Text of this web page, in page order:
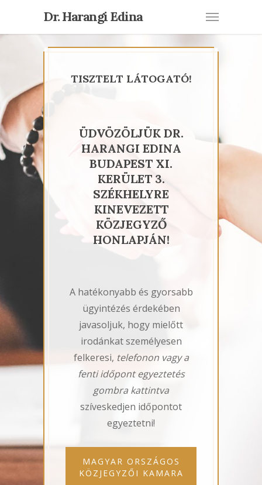
Dr. Harangi Edina
TISZTELT LÁTOGATÓ!
ÜDVÖZÖLJÜK DR.
HARANGI EDINA
BUDAPEST XI.
KERÜLET 3.
SZÉKHELYRE
KINEVEZETT
KÖZJEGYZŐ
HONLAPJÁN!
A hatékonyabb és gyorsabb
ügyintézés érdekében
javasoljuk, hogy mielőtt
irodánkat személyesen
felkeresi, telefonon vagy a
fenti időpont egyeztetés
gombra kattintva
szíveskedjen időpontot
egyeztetni!
MAGYAR ORSZÁGOS
KÖZJEGYZŐI KAMARA